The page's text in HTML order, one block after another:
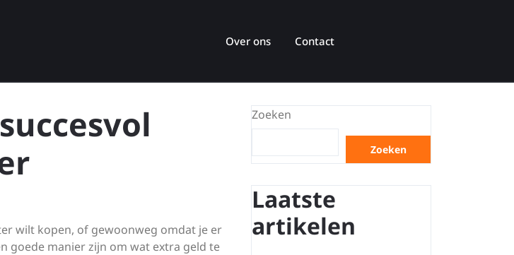
Over ons Contact
wilt kopen, of gewoonweg omdat je er
goede manier zijn om wat extra geld te
Zoeken
Zoeken
Laatste
artikelen